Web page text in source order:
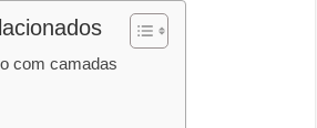
com camadas